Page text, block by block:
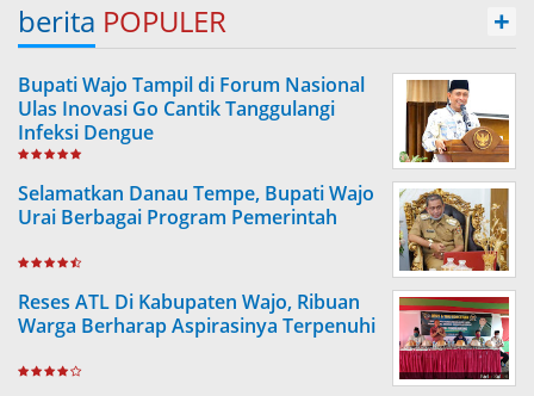
berita POPULER +
Bupati Wajo Tampil di Forum Nasional
Ulas Inovasi Go Cantik Tanggulangi
Infeksi Dengue
Selamatkan Danau Tempe, Bupati Wajo
Urai Berbagai Program Pemerintah
Reses ATL Di Kabupaten Wajo, Ribuan
Warga Berharap Aspirasinya Terpenuhi